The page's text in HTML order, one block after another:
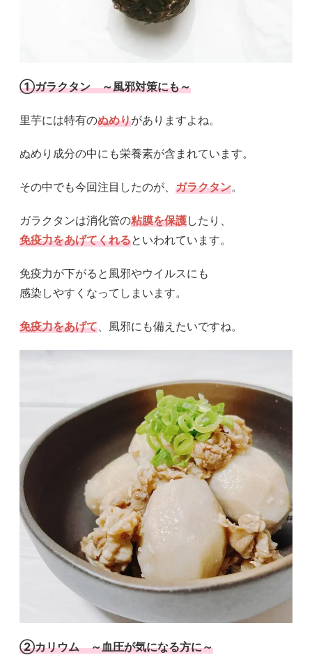
①ガラクタン ～風邪対策にも～
里芋には特有のぬめりがありますよね。
ぬめり成分の中にも栄養素が含まれています。
その中でも今回注目したのが、 ガラクタン。
ガラクタンは消化管の粘膜を保護したり、
免疫力をあげてくれるといわれています。
免疫力が下がると風邪やウイルスにも
感染しやすくなってしまいます。
免疫力をあげて、風邪にも備えたいですね。
②カリウム ～血圧が気になる方に～